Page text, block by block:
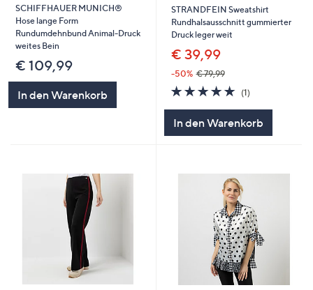
SCHIFFHAUER MUNICH®
Hose lange Form
Rundumdehnbund Animal-Druck
weites Bein
€ 109,99
In den Warenkorb
STRANDFEIN Sweatshirt
Rundhalsausschnitt gummierter
Druck leger weit
€ 39,99
-50% € 79,99
5.0
von
(1)1
In den Warenkorb